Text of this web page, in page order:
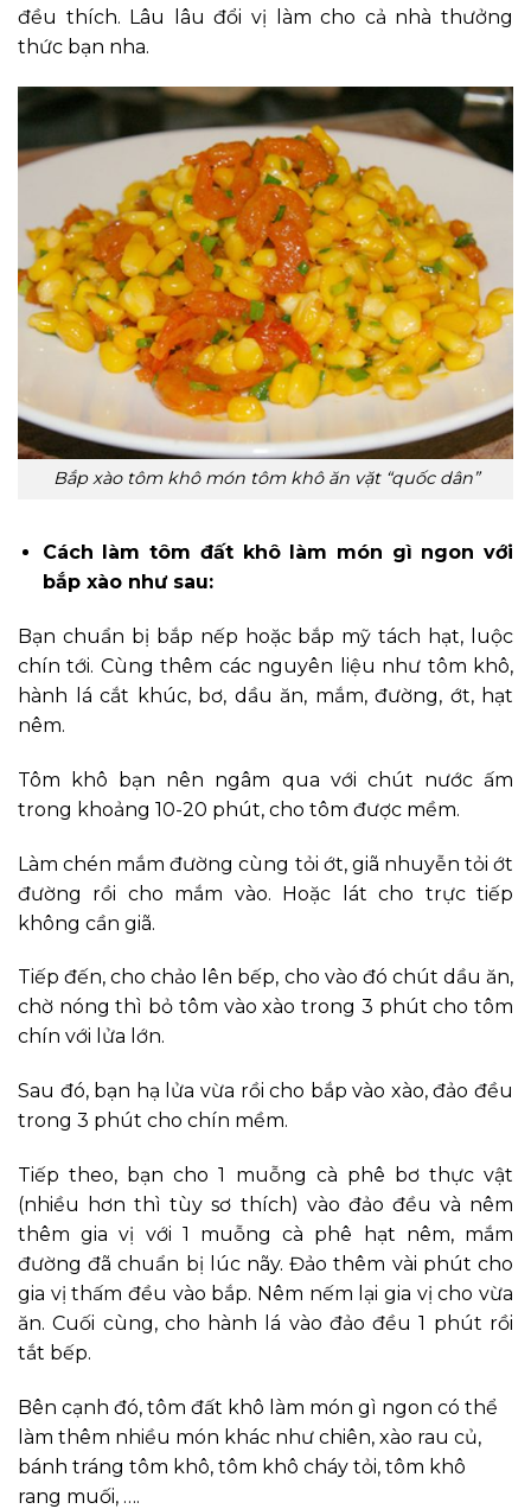
đều thích. Lâu lâu đổi vị làm cho cả nhà thưởng
thức bạn nha.
Bắp xào tôm khô món tôm khô ăn vặt “quốc dân”
Cách làm tôm đất khô làm món gì ngon với
bắp xào như sau:
Bạn chuẩn bị bắp nếp hoặc bắp mỹ tách hạt, luộc
chín tới. Cùng thêm các nguyên liệu như tôm khô,
hành lá cắt khúc, bơ, dầu ăn, mắm, đường, ớt, hạt
nêm.
Tôm khô bạn nên ngâm qua với chút nước ấm
trong khoảng 10-20 phút, cho tôm được mềm.
Làm chén mắm đường cùng tỏi ớt, giã nhuyễn tỏi ớt
đường rồi cho mắm vào. Hoặc lát cho trực tiếp
không cần giã.
Tiếp đến, cho chảo lên bếp, cho vào đó chút dầu ăn,
chờ nóng thì bỏ tôm vào xào trong 3 phút cho tôm
chín với lửa lớn.
Sau đó, bạn hạ lửa vừa rồi cho bắp vào xào, đảo đều
trong 3 phút cho chín mềm.
Tiếp theo, bạn cho 1 muỗng cà phê bơ thực vật
(nhiều hơn thì tùy sơ thích) vào đảo đều và nêm
thêm gia vị với 1 muỗng cà phê hạt nêm, mắm
đường đã chuẩn bị lúc nãy. Đảo thêm vài phút cho
gia vị thấm đều vào bắp. Nêm nếm lại gia vị cho vừa
ăn. Cuối cùng, cho hành lá vào đảo đều 1 phút rồi
tắt bếp.
Bên cạnh đó, tôm đất khô làm món gì ngon có thể
làm thêm nhiều món khác như chiên, xào rau củ,
bánh tráng tôm khô, tôm khô cháy tỏi, tôm khô
rang muối, ….